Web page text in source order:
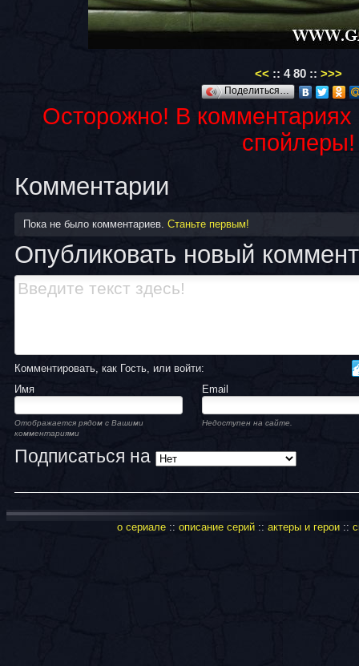
<< :: 4 80 :: >>>
Поделиться…
Осторожно! В
спойлеры!
Комментарии
Пока не было комментариев. Станьте первым!
Опубликовать новый
Комментировать, как Гость, или войти:
Имя
Email
Отображается рядом с Вашими
комментариями
Недоступен на сайте.
Подписаться на
о сериале:: описание серий:: актеры и герои::